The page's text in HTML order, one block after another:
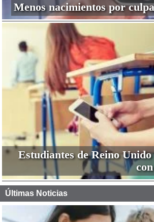
Menos nacimientos por
Estudiantes de Reino
Últimas Noticias